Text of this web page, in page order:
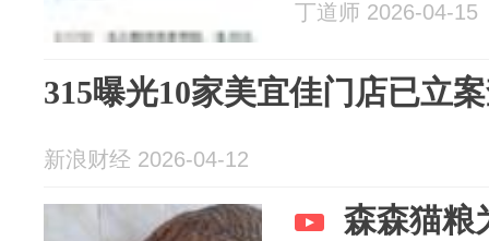
丁道师 2026-04-15
315曝光10家美宜佳门店已立
新浪财经 2026-04-12
森森猫粮